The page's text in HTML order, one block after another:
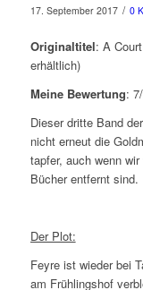
17. September 2017 / 0
Originaltitel: A
erhältlich)
Meine Bewertung:
Dieser dritte Band
nicht erneut die
tapfer, auch wenn
Bücher entfernt sind.
Der Plot:
Feyre ist wieder bei
am Frühlingshof